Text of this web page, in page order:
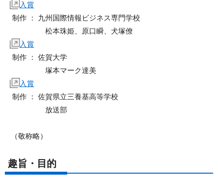
入賞
制作 ： 九州国際情報ビジネス専門学校
松本珠姫、原口瞬、犬塚僚
入賞
制作 ： 佐賀大学
塚本マーク達美
入賞
制作 ： 佐賀県立三養基高等学校
放送部
（敬称略）
趣旨・目的